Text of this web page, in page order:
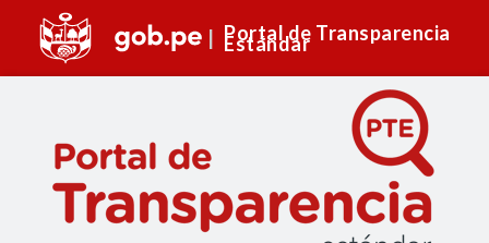
Portal de Transparencia
Estándar